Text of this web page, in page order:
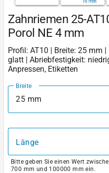
Zahnriemen 25-
Porol NE 4 mm
Profil: AT10 | Breite: 25 mm
glatt | Abriebfestigkeit:
Anpressen, Etiketten
Breite
25 mm
Länge
Bitte geben Sie einen Wert
700 mm und 100000 mm ein.